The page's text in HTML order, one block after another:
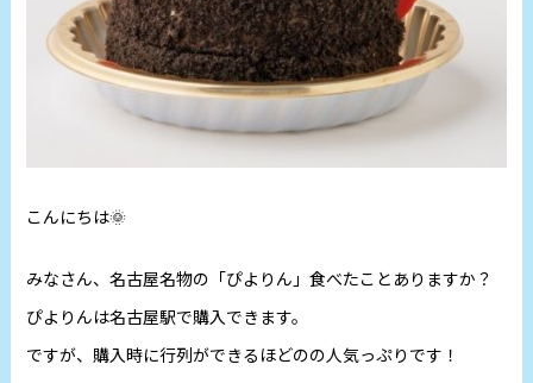
こんにちは🌞
みなさん、名古屋名物の「ぴよりん」食べたことありますか？
ぴよりんは名古屋駅で購入できます。
ですが、購入時に行列ができるほどのの人気っぷりです！